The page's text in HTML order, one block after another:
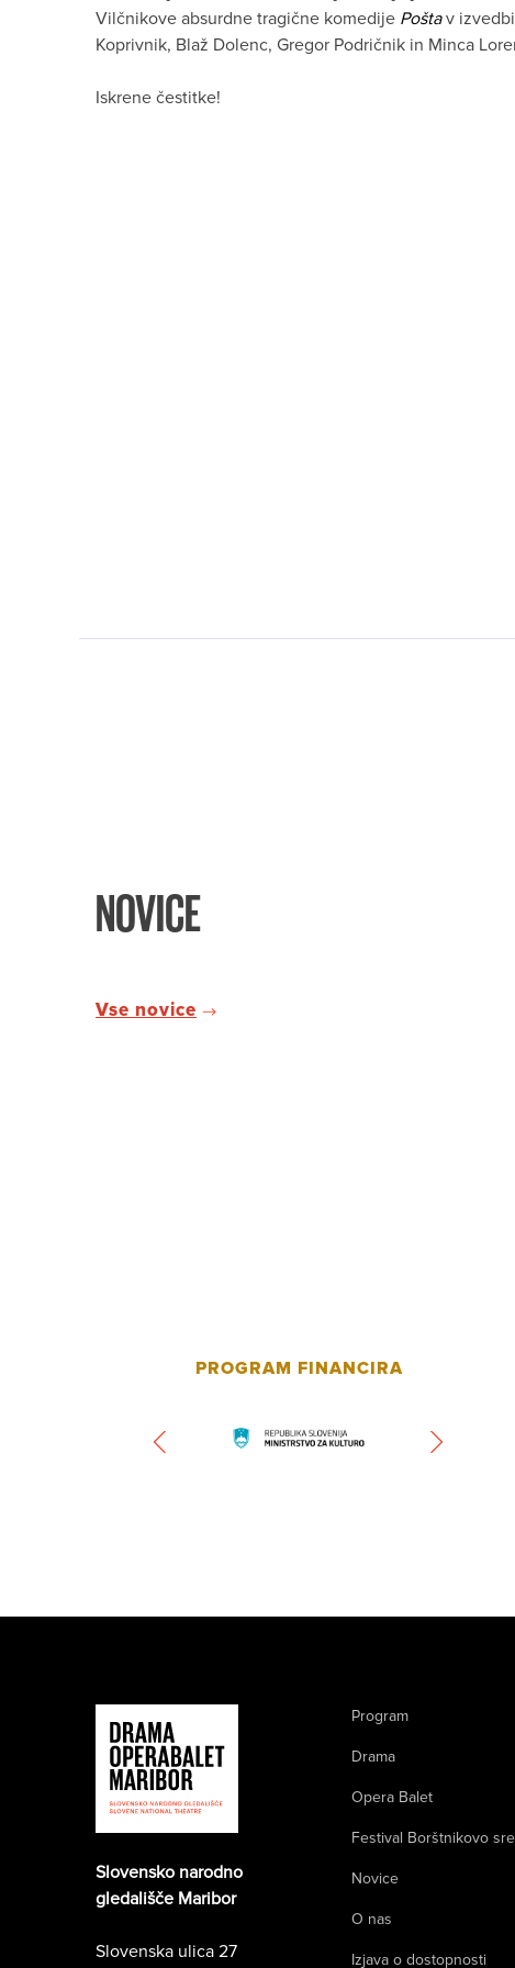
Vilčnikove absurdne tragične komedije Poštav izvedbi
Koprivnik, Blaž Dolenc, Gregor Podričnik in Minca
Iskrene čestitke!
NOVICE
Vse novice
PROGRAM FINANCIRA
Slovensko narodno
gledališče Maribor
Slovenska ulica 27
Program
Drama
Opera Balet
Festival Borštnikovo
Novice
O nas
Izjava o dostopnosti